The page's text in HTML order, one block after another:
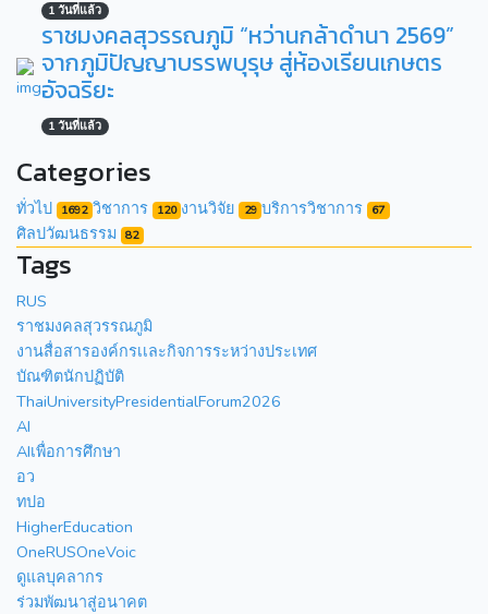
1 วันที่แล้ว
ราชมงคลสุวรรณภูมิ “หว่านกล้าดำนา 2569”
จากภูมิปัญญาบรรพบุรุษ สู่ห้องเรียนเกษตร
อัจฉริยะ
1 วันที่แล้ว
Categories
ทั่วไป 1692 วิชาการ 120 งานวิจัย 29 บริการวิชาการ 67
ศิลปวัฒนธรรม 82
Tags
RUS
ราชมงคลสุวรรณภูมิ
งานสื่อสารองค์กรเเละกิจการระหว่างประเทศ
บัณฑิตนักปฏิบัติ
ThaiUniversityPresidentialForum2026
AI
AIเพื่อการศึกษา
อว
ทปอ
HigherEducation
OneRUSOneVoic
ดูแลบุคลากร
ร่วมพัฒนาสู่อนาคต